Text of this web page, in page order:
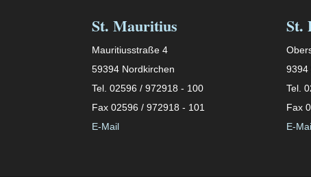
St. Mauritius
Mauritiusstraße 4
59394 Nordkirchen
Tel. 02596 / 972918 - 100
Fax 02596 / 972918 - 101
E-Mail
St.
9394
Tel.
Fax
E-